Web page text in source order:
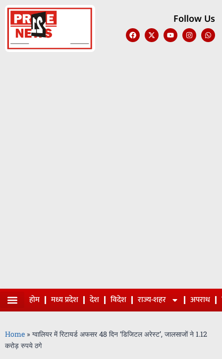
Follow Us
होम मध्य प्रदेश देश विदेश राज्य-शहर अपराध
Home » ग्वालियर में रिटायर्ड अफसर 48 दिन ‘डिजिटल अरेस्ट’, जालसाजों ने 1.12
करोड़ रुपये ठगे